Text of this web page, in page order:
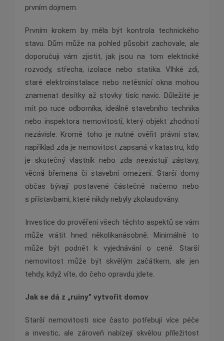
prvním dojmem.
Prvním krokem by měla být kontrola technického
stavu. Dům může na pohled působit zachovale, ale
doporučuji vám zjistit, jak jsou na tom elektrické
rozvody, střecha, izolace nebo statika. Vlhké zdi,
staré elektroinstalace nebo netěsnící okna mohou
znamenat desítky až stovky tisíc navíc. Důležité je
mít po ruce odborníka, ideálně stavebního technika
nebo inspektora nemovitostí, který objekt zhodnotí
nezávisle. Kromě toho je nutné ověřit právní stav,
například zda je nemovitost zapsaná v katastru, kdo
je skutečný vlastník nebo zda neexistují zástavy,
věcná břemena či stavební omezení. Starší domy
občas bývají postavené částečně načerno nebo
s přístavbami, které nikdy nebyly zkolaudovány.
Investice do prověření všech těchto aspektů se vám
může vrátit hned několikanásobně. Minimálně to
může být podnět k vyjednávání o ceně. Starší
nemovitost může být skvělým začátkem, ale jen
tehdy, když víte, do čeho opravdu jdete.
Jak se dá z „ruiny” vytvořit domov
Starší nemovitosti sice často potřebují více péče
a investic, ale zároveň nabízejí skvělou příležitost